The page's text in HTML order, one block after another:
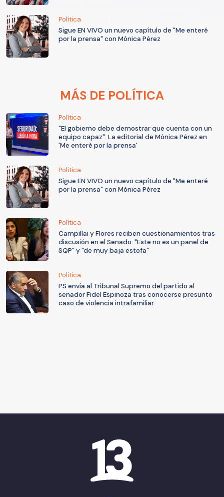
Política
Sigue EN VIVO un nuevo capítulo de "Me enteré
por la prensa" con Mónica Pérez
MÁS DE POLÍTICA
Política
"El gobierno debe demostrar que cuenta con un
equipo capaz": La editorial de Mónica Pérez en
'Me enteré por la prensa'
Política
Sigue EN VIVO un nuevo capítulo de "Me enteré
por la prensa" con Mónica Pérez
Política
Campillai y Flores reciben cuestionamientos tras
discusión en el Senado: "Este no es un panel de
SQP" y "de muy baja estofa"
Política
PS envía al Tribunal Supremo del partido al
senador Fidel Espinoza tras conocerse presunto
caso de violencia intrafamiliar